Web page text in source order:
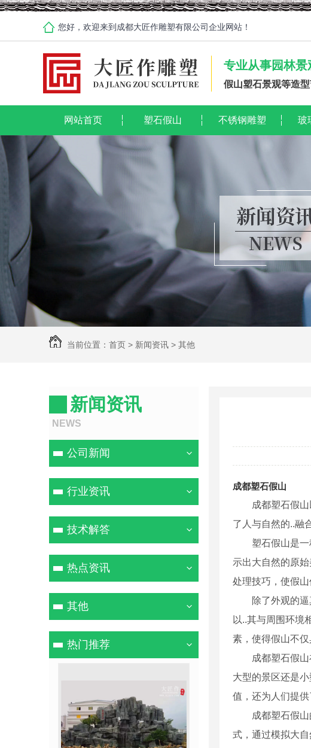
您好，欢迎来到成都大匠作雕塑有限公司企业网站！
专业从事园林
假山塑石景观等造
网站首页 塑石假山 不锈钢雕塑 玻
当前位置： 首页 > 新闻资讯 > 其他
新闻资讯
NEWS
公司新闻
行业资讯
技术解答
热点资讯
其他
热门推荐
成都塑石假山
成都塑石假
了人与自然的..融
塑石假山是
示出大自然的原
处理技巧，使假山
除了外观的
以..其与周围环境
素，使得假山不
成都塑石假
大型的景区还是
值，还为人们提
成都塑石假
式，通过模拟大